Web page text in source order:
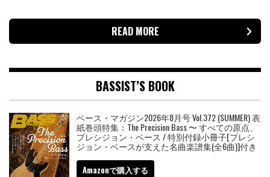
READ MORE
BASSIST’S BOOK
ベース・マガジン2026年8月号 Vol.372 (SUMMER) 表
紙巻頭特集：The Precision Bass 〜 すべての原点、
プレシジョン・ベース / 特別付録小冊子[プレシ
ジョン・ベースが支えた名曲楽譜集(全6曲)]付き
Amazonで購入する